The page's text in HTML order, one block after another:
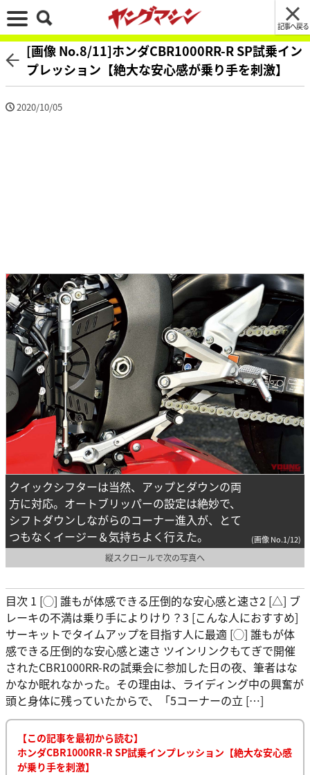
記事へ戻る
[画像 No.8/11]ホンダCBR1000RR-R SP試乗イン
プレッション【絶大な安心感が乗り手を刺激】
2020/10/05
クイックシフターは当然、アップとダウンの両
方に対応。オートブリッパーの設定は絶妙で、
シフトダウンしながらのコーナー進入が、とて
つもなくイージー＆気持ちよく行えた。
(画像 No.1/12)
縦スクロールで次の写真へ
目次 1 [◯] 誰もが体感できる圧倒的な安心感と速さ2 [△] ブ
レーキの不満は乗り手によりけり？3 [こんな人におすすめ]
サーキットでタイムアップを目指す人に最適 [◯] 誰もが体
感できる圧倒的な安心感と速さ ツインリンクもてぎで開催
されたCBR1000RR-Rの試乗会に参加した日の夜、筆者はな
かなか眠れなかった。その理由は、ライディング中の興奮が
頭と身体に残っていたからで、「5コーナーの立 […]
【この記事を最初から読む】
ホンダCBR1000RR-R SP試乗インプレッション【絶大な安心感
が乗り手を刺激】